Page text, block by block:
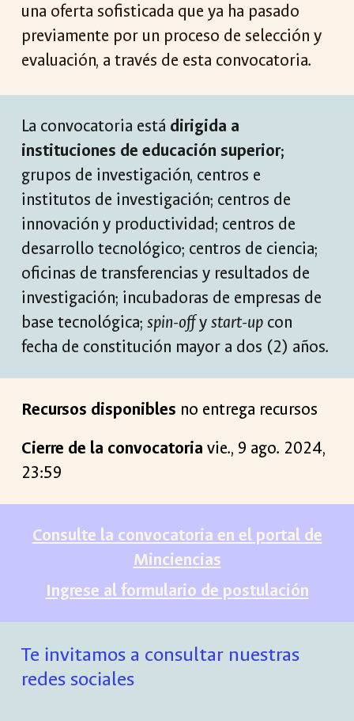
una oferta sofisticada que ya ha pasado
previamente por un proceso de selección y
evaluación, a través de esta convocatoria.
La convocatoria está dirigida a
instituciones de educación superior;
grupos de investigación, centros e
institutos de investigación; centros de
innovación y productividad; centros de
desarrollo tecnológico; centros de ciencia;
oficinas de transferencias y resultados de
investigación; incubadoras de empresas de
base tecnológica;spin-offystart-up con
fecha de constitución mayor a dos (2) años.
Recursos disponibles no entrega recursos
Cierre de la convocatoriavie., 9 ago. 2024,
23:59
Consulte la convocatoria en el portal de
Minciencias
Ingrese al formulario de postulación
Te invitamos a consultar nuestras
redes sociales